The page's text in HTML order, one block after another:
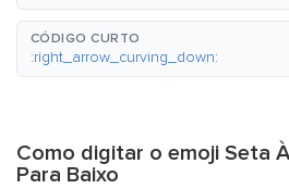
CÓDIGO CURTO
:right_arrow_curving_down:
Como digitar o emoji Seta
Para Baixo